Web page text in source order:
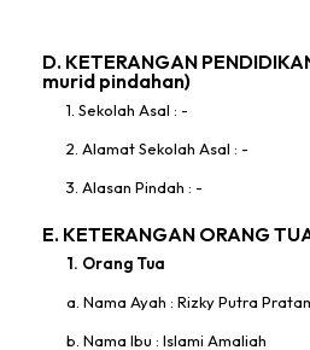
D. KETERANGAN
murid pindahan)
1. Sekolah Asal : -
2. Alamat Sekolah Asal : -
3. Alasan Pindah : -
E. KETERANGAN ORANG
1. Orang Tua
a. Nama Ayah : Rizky Putra
b. Nama Ibu : Islami Amaliah